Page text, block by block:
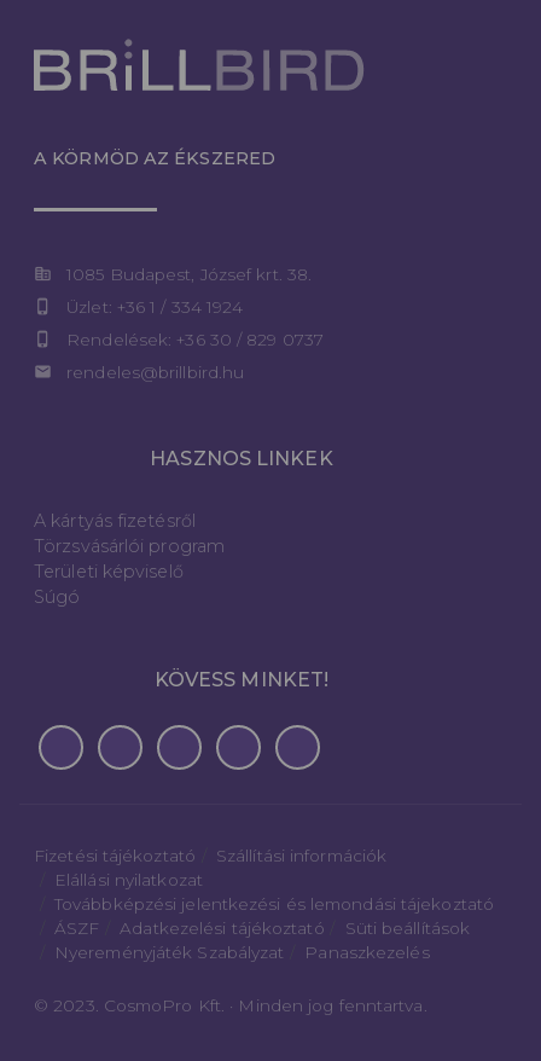
A KÖRMÖD AZ ÉKSZERED
corporate_fare 1085 Budapest, József krt. 38.
phone_iphone Üzlet: +36 1 / 334 1924
phone_iphone Rendelések: +36 30 / 829 0737
email rendeles@brillbird.hu
HASZNOS LINKEK
A kártyás fizetésről
Törzsvásárlói program
Területi képviselő
Súgó
KÖVESS MINKET!
Fizetési tájékoztató
Szállítási információk
Elállási nyilatkozat
Továbbképzési jelentkezési és lemondási tájekoztató
ÁSZF
Adatkezelési tájékoztató
Süti beállítások
Nyereményjáték Szabályzat
Panaszkezelés
© 2023. CosmoPro Kft. · Minden jog fenntartva.